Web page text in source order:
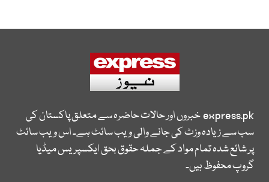
express.pkخبروں اور حالات حاضرہ سے متعلق پاکستان کی
سب سے زیادہ وزٹ کی جانے والی ویب سائٹ ہے۔ اس ویب سائٹ
پر شائع شدہ تمام مواد کے جملہ حقوق بحق ایکسپریس میڈیا
گروپ محفوظ ہیں۔